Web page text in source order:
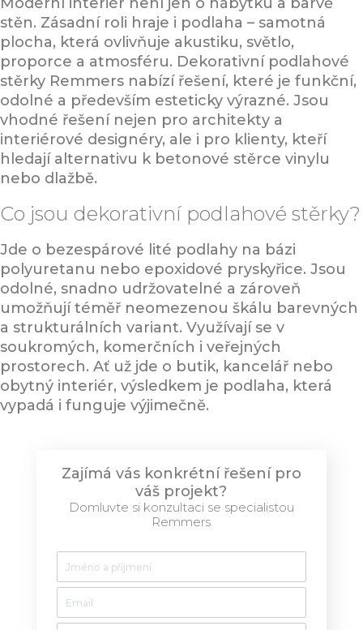
stěn. Zásadní roli hraje i podlaha – samotná
plocha, která ovlivňuje akustiku, světlo,
proporce a atmosféru. Dekorativní podlahové
stěrky Remmers nabízí řešení, které je funkční,
odolné a především esteticky výrazné. Jsou
vhodné řešení nejen pro architekty a
interiérové designéry, ale i pro klienty, kteří
hledají alternativu k betonové stěrce vinylu
nebo dlažbě.
Co jsou dekorativní podlahové stěrky?
Jde o bezespárové lité podlahy na bázi
polyuretanu nebo epoxidové pryskyřice. Jsou
odolné, snadno udržovatelné a zároveň
umožňují téměř neomezenou škálu barevných
a strukturálních variant. Využívají se v
soukromých, komerčních i veřejných
prostorech. Ať už jde o butik, kancelář nebo
obytný interiér, výsledkem je podlaha, která
vypadá i funguje výjimečně.
Zajímá vás konkrétní řešení pro
váš projekt?
Domluvte si konzultaci se specialistou
Remmers